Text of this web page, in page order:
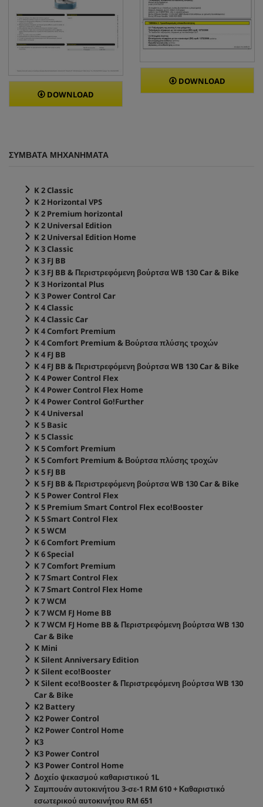
DOWNLOAD
DOWNLOAD
ΣΥΜΒΑΤΑ ΜΗΧΑΝΗΜΑΤΑ
K 2 Classic
K 2 Horizontal VPS
K 2 Premium horizontal
K 2 Universal Edition
K 2 Universal Edition Home
K 3 Classic
K 3 FJ BB
K 3 FJ BB & Περιστρεφόμενη βούρτσα WB 130 Car & Bike
K 3 Horizontal Plus
K 3 Power Control Car
K 4 Classic
K 4 Classic Car
K 4 Comfort Premium
K 4 Comfort Premium & Βούρτσα πλύσης τροχών
K 4 FJ BB
K 4 FJ BB & Περιστρεφόμενη βούρτσα WB 130 Car & Bike
K 4 Power Control Flex
K 4 Power Control Flex Home
K 4 Power Control Go!Further
K 4 Universal
K 5 Basic
K 5 Classic
K 5 Comfort Premium
K 5 Comfort Premium & Βούρτσα πλύσης τροχών
K 5 FJ BB
K 5 FJ BB & Περιστρεφόμενη βούρτσα WB 130 Car & Bike
K 5 Power Control Flex
K 5 Premium Smart Control Flex eco!Booster
K 5 Smart Control Flex
K 5 WCM
K 6 Comfort Premium
K 6 Special
K 7 Comfort Premium
K 7 Smart Control Flex
K 7 Smart Control Flex Home
K 7 WCM
K 7 WCM FJ Home BB
K 7 WCM FJ Home BB & Περιστρεφόμενη βούρτσα WB 130
Car & Bike
K Mini
K Silent Anniversary Edition
K Silent eco!Booster
K Silent eco!Booster& Περιστρεφόμενη βούρτσα WB 130
Car & Bike
K2 Battery
K2 Power Control
K2 Power Control Home
K3
K3 Power Control
K3 Power Control Home
Δοχείο ψεκασμού καθαριστικού 1L
Σαμπουάν αυτοκινήτου 3-σε-1 RM 610 + Καθαριστικό
εσωτερικού αυτοκινήτου RM 651